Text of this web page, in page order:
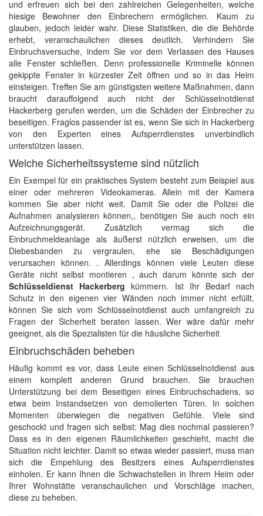
und erfreuen sich bei den zahlreichen Gelegenheiten, welche
hiesige Bewohner den Einbrechern ermöglichen. Kaum zu
glauben, jedoch leider wahr. Diese Statistiken, die die Behörde
erhebt, veranschaulichen dieses deutlich. Verhindern Sie
Einbruchsversuche, indem Sie vor dem Verlassen des Hauses
alle Fenster schließen. Denn professionelle Kriminelle können
gekippte Fenster in kürzester Zeit öffnen und so in das Heim
einsteigen. Treffen Sie am günstigsten weitere Maßnahmen, dann
braucht darauffolgend auch nicht der Schlüsselnotdienst
Hackerberg gerufen werden, um die Schäden der Einbrecher zu
beseitigen. Fraglos passender ist es, wenn Sie sich in Hackerberg
von den Experten eines Aufsperrdienstes unverbindlich
unterstützen lassen.
Welche Sicherheitssysteme sind nützlich
Ein Exempel für ein praktisches System besteht zum Beispiel aus
einer oder mehreren Videokameras. Allein mit der Kamera
kommen Sie aber nicht weit. Damit Sie oder die Polizei die
Aufnahmen analysieren können,, benötigen Sie auch noch ein
Aufzeichnungsgerät. Zusätzlich vermag sich die
Einbruchmeldeanlage als äußerst nützlich erweisen, um die
Diebesbanden zu vergraulen, ehe sie Beschädigungen
verursachen können. . Allerdings können viele Leuten diese
Geräte nicht selbst montieren , auch darum könnte sich der
Schlüsseldienst Hackerberg kümmern. Ist Ihr Bedarf nach
Schutz in den eigenen vier Wänden noch immer nicht erfüllt,
können Sie sich vom Schlüsselnotdienst auch umfangreich zu
Fragen der Sicherheit beraten lassen. Wer wäre dafür mehr
geeignet, als die Spezialisten für die häusliche Sicherheit
Einbruchschäden beheben
Häufig kommt es vor, dass Leute einen Schlüsselnotdienst aus
einem komplett anderen Grund brauchen. Sie brauchen
Unterstützung bei dem Beseitigen eines Einbruchschadens, so
etwa beim Instandsetzen von demolierten Türen. In solchen
Momenten überwiegen die negativen Gefühle. Viele sind
geschockt und fragen sich selbst: Mag dies nochmal passieren?
Dass es in den eigenen Räumlichkeiten geschieht, macht die
Situation nicht leichter. Damit so etwas wieder passiert, muss man
sich die Empehlung des Besitzers eines Aufsperrdienstes
einholen. Er kann Ihnen die Schwachstellen in Ihrem Heim oder
Ihrer Wohnstätte veranschaulichen und Vorschläge machen,
diese zu beheben.